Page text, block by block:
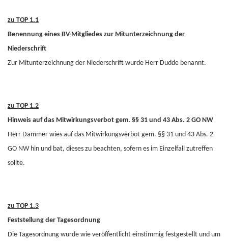
zu TOP 1.1
Benennung eines BV-Mitgliedes zur Mitunterzeichnung der
Niederschrift
Zur Mitunterzeichnung der Niederschrift wurde Herr Dudde benannt.
zu TOP 1.2
Hinweis auf das Mitwirkungsverbot gem. §§ 31 und 43 Abs. 2 GO NW
Herr Dammer wies auf das Mitwirkungsverbot gem. §§ 31 und 43 Abs. 2
GO NW hin und bat, dieses zu beachten, sofern es im Einzelfall zutreffen
sollte.
zu TOP 1.3
Feststellung der Tagesordnung
Die Tagesordnung wurde wie veröffentlicht einstimmig festgestellt und um